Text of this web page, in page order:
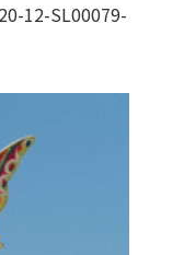
12-SL00079-